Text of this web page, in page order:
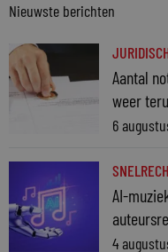
Nieuwste berichten
Aantal
weer
6
AI-
4